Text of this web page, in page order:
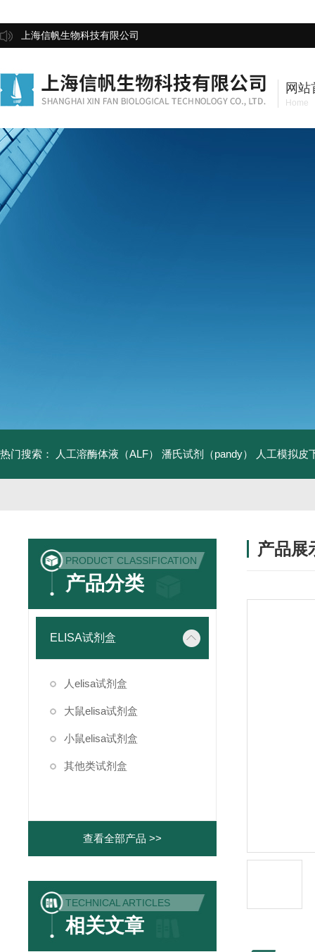
上海信帆生物科技有限公司
网站
Home
热门搜索： 人工溶酶体液（ALF） 潘氏试剂（pandy） 人工模拟皮
PRODUCT CLASSIFICATION
产品分类
ELISA试剂盒
人elisa试剂盒
大鼠elisa试剂盒
小鼠elisa试剂盒
其他类试剂盒
查看全部产品 >>
TECHNICAL ARTICLES
相关文章
产品展